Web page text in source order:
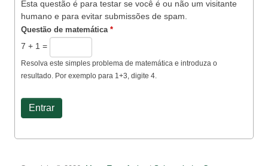
Esta questão é para testar se você é ou não um visitante
humano e para evitar submissões de spam.
Questão de matemática *
7 + 1 =
Resolva este simples problema de matemática e introduza o
resultado. Por exemplo para 1+3, digite 4.